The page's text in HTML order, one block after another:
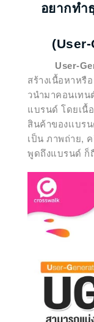
อยากทำ
User-
สร้างเนื้อหาหรื
วนำมาคอนเทน
แบรนด์ โดยเนื้
สินค้าของเเบร
เป็น ภาพถ่าย,
พูดถึงแบรนด์ ก็